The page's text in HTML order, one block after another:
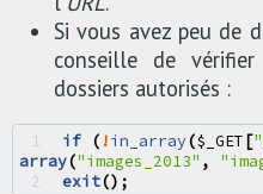
Si vous avez peu de
conseille de
dossiers autorisés :
1 if ( !in_array($_GET [
array("images_2013" ,
2
exit();